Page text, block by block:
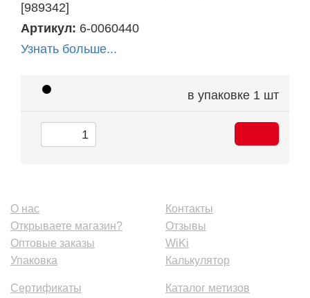
[989342]
Артикул: 6-0060440
Узнать больше...
в упаковке 1 шт
О нас
Открываете магазин?
Оптовые заказы
Упаковка
Контакты
Отзывы
WiKi
Калькулятор
Сертификаты
Каталог метизов